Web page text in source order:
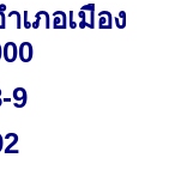
เภอเมือง
9